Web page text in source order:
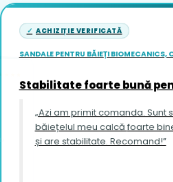
ACHIZIȚIE VERIFICATĂ
SANDALE PENTRU BĂIEȚI BIOMECANICS,
Stabilitate foarte bună
„Azi am primit comanda. Sunt
băiețelul meu calcă foarte bine cu acestea
și are stabilitate. Recomand!”